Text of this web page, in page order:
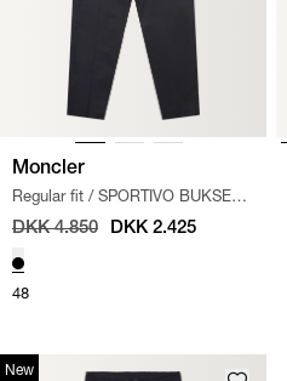
Moncler
Regular fit / SPORTIVO BUKSER
SORT
DKK 4.850 DKK 2.425
48
New